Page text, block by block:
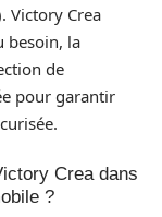
Victory Crea
besoin, la
de
pour garantir
Crea dans
?